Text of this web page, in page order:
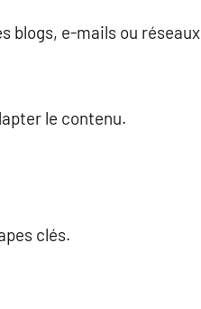
blogs, e-mails ou réseaux
le contenu.
clés.